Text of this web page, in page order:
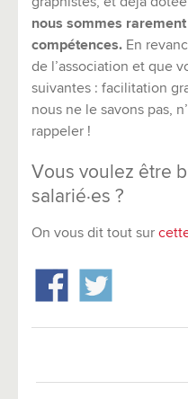
nous sommes
compétences. En
de l’association et que
suivantes : facilitation
nous ne le savons pas,
rappeler !
Vous voulez être
salarié·es ?
On vous dit tout sur